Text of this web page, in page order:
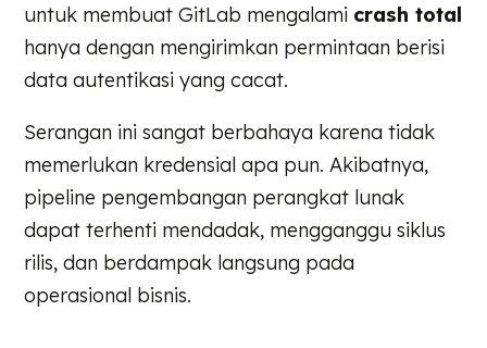
untuk membuat GitLab mengalami crash total
hanya dengan mengirimkan permintaan berisi
data autentikasi yang cacat.
Serangan ini sangat berbahaya karena tidak
memerlukan kredensial apa pun. Akibatnya,
pipeline pengembangan perangkat lunak
dapat terhenti mendadak, mengganggu siklus
rilis, dan berdampak langsung pada
operasional bisnis.